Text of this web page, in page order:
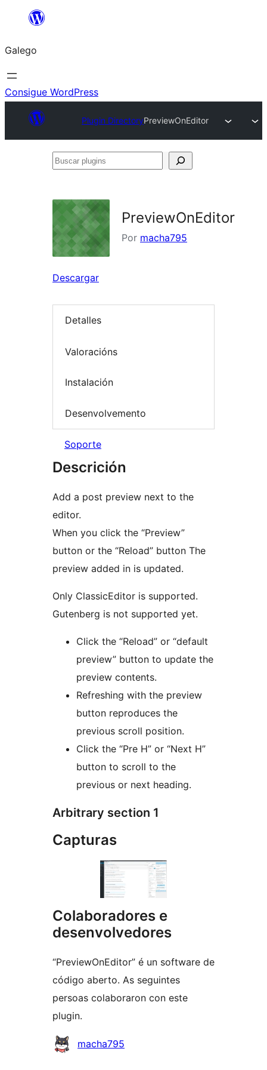
Saltar
contido
Galego
Consigue WordPress
Plugin DirectoryPreviewOnEditor
Buscar
PreviewOnEditor
Por macha795
Descargar
Detalles
Valoracións
Instalación
Desenvolvemento
Soporte
Descrición
Add a post preview next to the
editor.
When you click the “Preview”
button or the “Reload” button The
preview added in is updated.
Only ClassicEditor is supported.
Gutenberg is not supported yet.
Click the “Reload” or “default
preview” button to update the
preview contents.
Refreshing with the preview
button reproduces the
previous scroll position.
Click the “Pre H” or “Next H”
button to scroll to the
previous or next heading.
Arbitrary section 1
Capturas
Colaboradores e
desenvolvedores
“PreviewOnEditor” é un software de
código aberto. As seguintes
persoas colaboraron con este
plugin.
Colaboradores
macha795